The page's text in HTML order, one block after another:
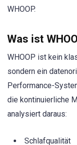
WHOOP.
Was ist
WHOOP ist kein
sondern ein
Performance-
die kontinuierliche
analysiert daraus:
Schlafqualität